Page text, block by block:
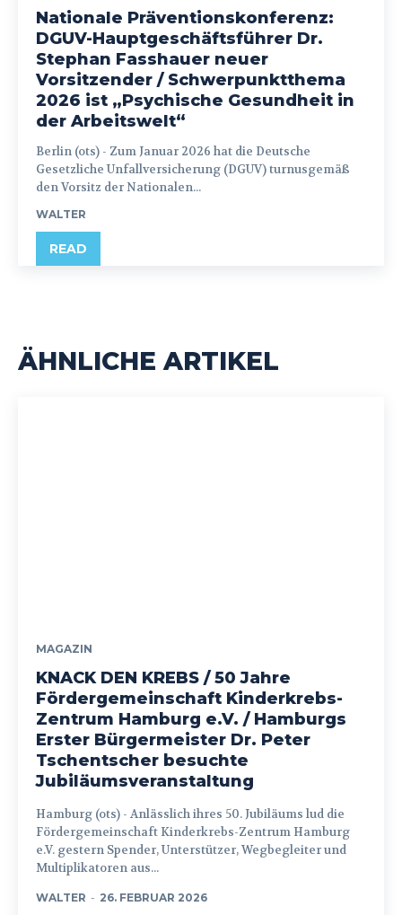
Nationale Präventionskonferenz:
DGUV-Hauptgeschäftsführer Dr.
Stephan Fasshauer neuer
Vorsitzender / Schwerpunktthema
2026 ist „Psychische Gesundheit in
der Arbeitswelt“
Berlin (ots) - Zum Januar 2026 hat die Deutsche
Gesetzliche Unfallversicherung (DGUV) turnusgemäß
den Vorsitz der Nationalen...
WALTER
READ
ÄHNLICHE ARTIKEL
MAGAZIN
KNACK DEN KREBS / 50 Jahre
Fördergemeinschaft Kinderkrebs-
Zentrum Hamburg e.V. / Hamburgs
Erster Bürgermeister Dr. Peter
Tschentscher besuchte
Jubiläumsveranstaltung
Hamburg (ots) - Anlässlich ihres 50. Jubiläums lud die
Fördergemeinschaft Kinderkrebs-Zentrum Hamburg
e.V. gestern Spender, Unterstützer, Wegbegleiter und
Multiplikatoren aus...
WALTER - 26. FEBRUAR 2026